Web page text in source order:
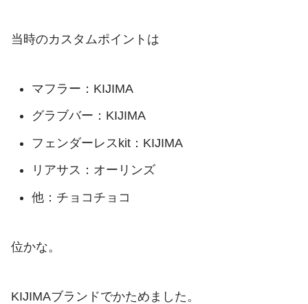
当時のカスタムポイントは
マフラー：KIJIMA
グラブバー：KIJIMA
フェンダーレスkit：KIJIMA
リアサス：オーリンズ
他：チョコチョコ
位かな。
KIJIMAブランドでかためました。